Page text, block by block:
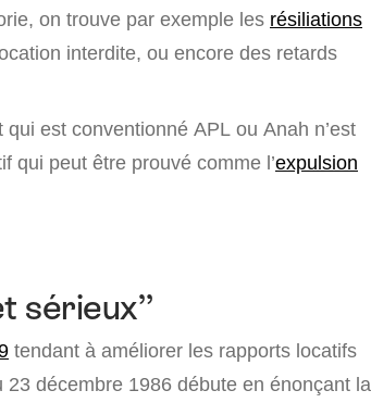
on trouve par exemple les résiliations
interdite, ou encore des retards
est conventionné APL ou Anah n’est
qui peut être prouvé comme l’expulsion
sérieux”
tendant à améliorer les rapports locatifs
décembre 1986 débute en énonçant la